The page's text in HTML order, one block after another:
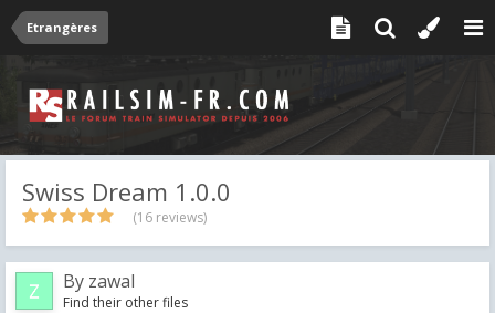
Etrangères
Swiss Dream 1.0.0
(16 reviews)
By zawal
Find their other files